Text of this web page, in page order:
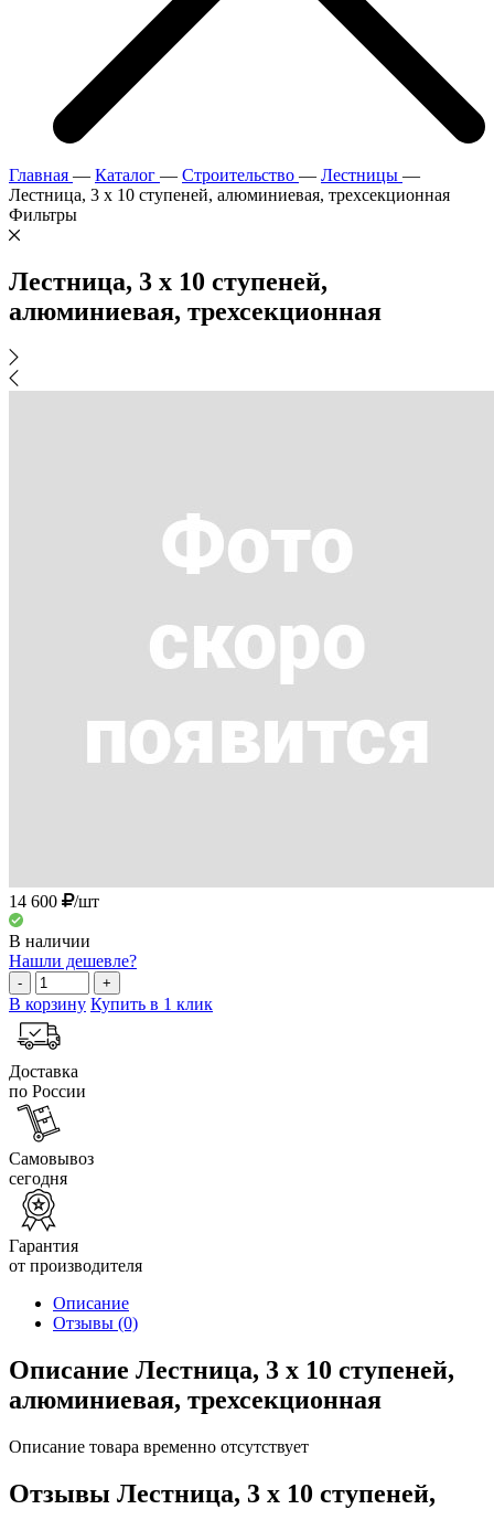
Главная — Каталог — Строительство — Лестницы —
Лестница, 3 х 10 ступеней, алюминиевая, трехсекционная
Фильтры
Лестница, 3 х 10 ступеней,
алюминиевая, трехсекционная
14 600 /шт
В наличии
Нашли дешевле?
- +
В корзину Купить в 1 клик
Доставка
по России
Самовывоз
сегодня
Гарантия
от производителя
Описание
Отзывы (0)
Описание Лестница, 3 х 10 ступеней,
алюминиевая, трехсекционная
Описание товара временно отсутствует
Отзывы Лестница, 3 х 10 ступеней,